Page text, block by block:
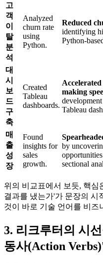
고
객
이
탈
분
석
Analyzed
churn rate
using
Python.
Reduced
identifying
Python-
대
시
보
드
구
축
Created
Tableau
dashboards.
making
Tableau
매
출
성
장
Found
insights for
sales
growth.
by
sectional
위의 비교표에서 보듯, 핵심
결과를 냈는가'가 문장의 시
것이 바로 기술 언어를 비즈
3. 리크루터의 시
동사(Action